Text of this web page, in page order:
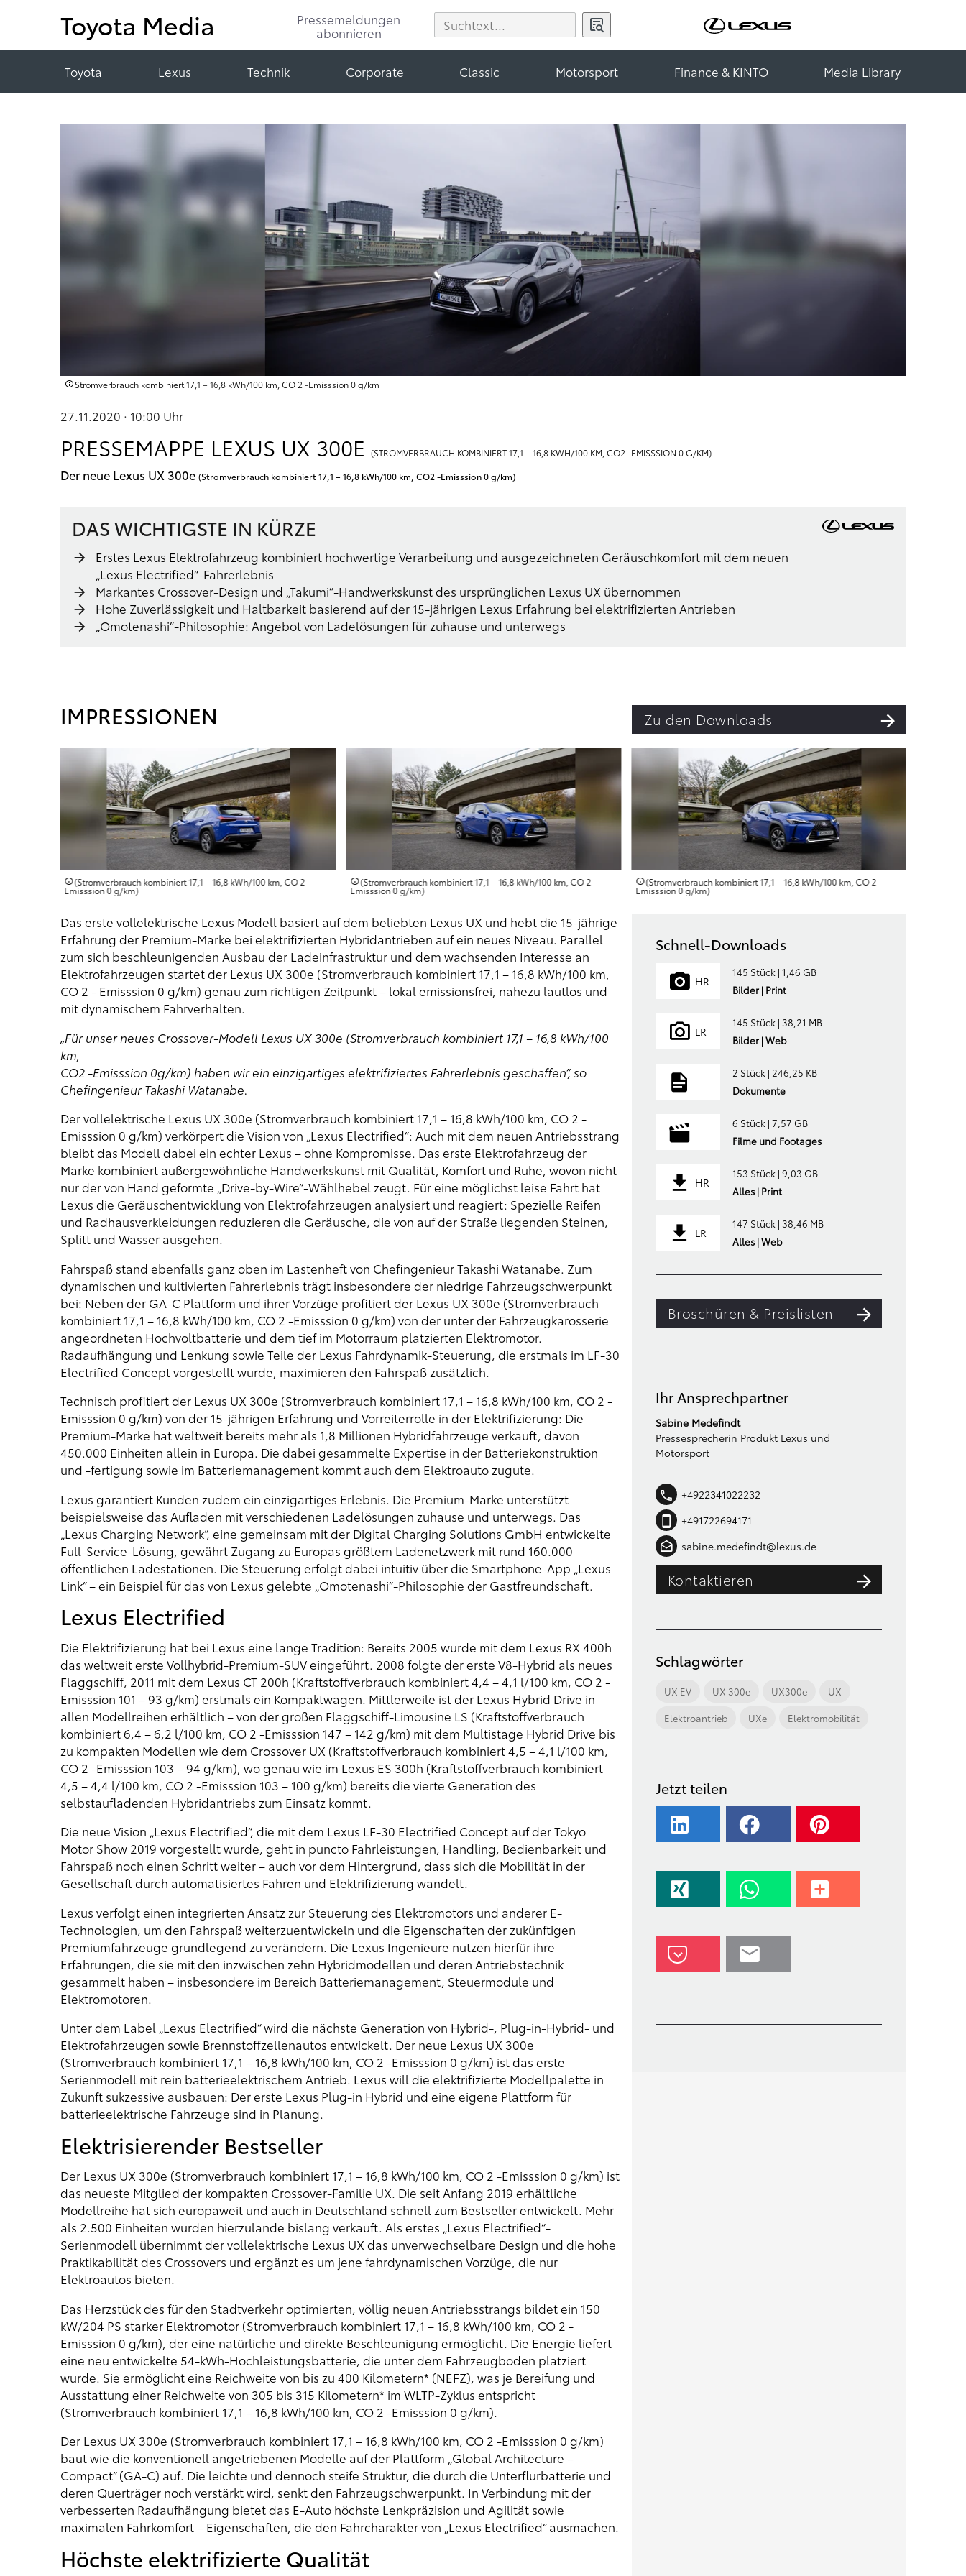
Toyota Media
Pressemeldungen
abonnieren
Toyota Lexus Technik Corporate Classic Motorsport Finance & KINTO Media Library
Stromverbrauch kombiniert 17,1 – 16,8 kWh/100 km, CO 2 -Emisssion 0 g/km
27.11.2020 · 10:00 Uhr
PRESSEMAPPE LEXUS UX 300E (STROMVERBRAUCH KOMBINIERT 17,1 – 16,8 KWH/100 KM, CO2 -EMISSSION 0 G/KM)
Der neue Lexus UX 300e (Stromverbrauch kombiniert 17,1 – 16,8 kWh/100 km, CO2 -Emisssion 0 g/km)
DAS WICHTIGSTE IN KÜRZE
Erstes Lexus Elektrofahrzeug kombiniert hochwertige Verarbeitung und ausgezeichneten Geräuschkomfort mit dem neuen
„Lexus Electrified“-Fahrerlebnis
Markantes Crossover-Design und „Takumi”-Handwerkskunst des ursprünglichen Lexus UX übernommen
Hohe Zuverlässigkeit und Haltbarkeit basierend auf der 15-jährigen Lexus Erfahrung bei elektrifizierten Antrieben
„Omotenashi”-Philosophie: Angebot von Ladelösungen für zuhause und unterwegs
IMPRESSIONEN Zu den Downloads
(Stromverbrauch kombiniert 17,1 – 16,8 kWh/100 km, CO 2 -
Emisssion 0 g/km)
(Stromverbrauch kombiniert 17,1 – 16,8 kWh/100 km, CO 2 -
Emisssion 0 g/km)
(Stromverbrauch kombiniert 17,1 – 16,8 kWh/100 km, CO 2 -
Emisssion 0 g/km)
Das erste vollelektrische Lexus Modell basiert auf dem beliebten Lexus UX und hebt die 15-jährige
Erfahrung der Premium-Marke bei elektrifizierten Hybridantrieben auf ein neues Niveau. Parallel
zum sich beschleunigenden Ausbau der Ladeinfrastruktur und dem wachsenden Interesse an
Elektrofahrzeugen startet der Lexus UX 300e (Stromverbrauch kombiniert 17,1 – 16,8 kWh/100 km,
CO 2 - Emisssion 0 g/km) genau zum richtigen Zeitpunkt – lokal emissionsfrei, nahezu lautlos und
mit dynamischem Fahrverhalten.
„Für unser neues Crossover-Modell Lexus UX 300e (Stromverbrauch kombiniert 17,1 – 16,8 kWh/100
km,
CO2 -Emisssion 0g/km) haben wir ein einzigartiges elektrifiziertes Fahrerlebnis geschaffen“, so
Chefingenieur Takashi Watanabe.
Der vollelektrische Lexus UX 300e (Stromverbrauch kombiniert 17,1 – 16,8 kWh/100 km, CO 2 -
Emisssion 0 g/km) verkörpert die Vision von „Lexus Electrified“: Auch mit dem neuen Antriebsstrang
bleibt das Modell dabei ein echter Lexus – ohne Kompromisse. Das erste Elektrofahrzeug der
Marke kombiniert außergewöhnliche Handwerkskunst mit Qualität, Komfort und Ruhe, wovon nicht
nur der von Hand geformte „Drive-by-Wire“-Wählhebel zeugt. Für eine möglichst leise Fahrt hat
Lexus die Geräuschentwicklung von Elektrofahrzeugen analysiert und reagiert: Spezielle Reifen
und Radhausverkleidungen reduzieren die Geräusche, die von auf der Straße liegenden Steinen,
Splitt und Wasser ausgehen.
Fahrspaß stand ebenfalls ganz oben im Lastenheft von Chefingenieur Takashi Watanabe. Zum
dynamischen und kultivierten Fahrerlebnis trägt insbesondere der niedrige Fahrzeugschwerpunkt
bei: Neben der GA-C Plattform und ihrer Vorzüge profitiert der Lexus UX 300e (Stromverbrauch
kombiniert 17,1 – 16,8 kWh/100 km, CO 2 -Emisssion 0 g/km) von der unter der Fahrzeugkarosserie
angeordneten Hochvoltbatterie und dem tief im Motorraum platzierten Elektromotor.
Radaufhängung und Lenkung sowie Teile der Lexus Fahrdynamik-Steuerung, die erstmals im LF-30
Electrified Concept vorgestellt wurde, maximieren den Fahrspaß zusätzlich.
Technisch profitiert der Lexus UX 300e (Stromverbrauch kombiniert 17,1 – 16,8 kWh/100 km, CO 2 -
Emisssion 0 g/km) von der 15-jährigen Erfahrung und Vorreiterrolle in der Elektrifizierung: Die
Premium-Marke hat weltweit bereits mehr als 1,8 Millionen Hybridfahrzeuge verkauft, davon
450.000 Einheiten allein in Europa. Die dabei gesammelte Expertise in der Batteriekonstruktion
und -fertigung sowie im Batteriemanagement kommt auch dem Elektroauto zugute.
Lexus garantiert Kunden zudem ein einzigartiges Erlebnis. Die Premium-Marke unterstützt
beispielsweise das Aufladen mit verschiedenen Ladelösungen zuhause und unterwegs. Das
„Lexus Charging Network“, eine gemeinsam mit der Digital Charging Solutions GmbH entwickelte
Full-Service-Lösung, gewährt Zugang zu Europas größtem Ladenetzwerk mit rund 160.000
öffentlichen Ladestationen. Die Steuerung erfolgt dabei intuitiv über die Smartphone-App „Lexus
Link“ – ein Beispiel für das von Lexus gelebte „Omotenashi“-Philosophie der Gastfreundschaft.
Lexus Electrified
Die Elektrifizierung hat bei Lexus eine lange Tradition: Bereits 2005 wurde mit dem Lexus RX 400h
das weltweit erste Vollhybrid-Premium-SUV eingeführt. 2008 folgte der erste V8-Hybrid als neues
Flaggschiff, 2011 mit dem Lexus CT 200h (Kraftstoffverbrauch kombiniert 4,4 – 4,1 l/100 km, CO 2 -
Emisssion 101 – 93 g/km) erstmals ein Kompaktwagen. Mittlerweile ist der Lexus Hybrid Drive in
allen Modellreihen erhältlich – von der großen Flaggschiff-Limousine LS (Kraftstoffverbrauch
kombiniert 6,4 – 6,2 l/100 km, CO 2 -Emisssion 147 – 142 g/km) mit dem Multistage Hybrid Drive bis
zu kompakten Modellen wie dem Crossover UX (Kraftstoffverbrauch kombiniert 4,5 – 4,1 l/100 km,
CO 2 -Emisssion 103 – 94 g/km), wo genau wie im Lexus ES 300h (Kraftstoffverbrauch kombiniert
4,5 – 4,4 l/100 km, CO 2 -Emisssion 103 – 100 g/km) bereits die vierte Generation des
selbstaufladenden Hybridantriebs zum Einsatz kommt.
Die neue Vision „Lexus Electrified“, die mit dem Lexus LF-30 Electrified Concept auf der Tokyo
Motor Show 2019 vorgestellt wurde, geht in puncto Fahrleistungen, Handling, Bedienbarkeit und
Fahrspaß noch einen Schritt weiter – auch vor dem Hintergrund, dass sich die Mobilität in der
Gesellschaft durch automatisiertes Fahren und Elektrifizierung wandelt.
Lexus verfolgt einen integrierten Ansatz zur Steuerung des Elektromotors und anderer E-
Technologien, um den Fahrspaß weiterzuentwickeln und die Eigenschaften der zukünftigen
Premiumfahrzeuge grundlegend zu verändern. Die Lexus Ingenieure nutzen hierfür ihre
Erfahrungen, die sie mit den inzwischen zehn Hybridmodellen und deren Antriebstechnik
gesammelt haben – insbesondere im Bereich Batteriemanagement, Steuermodule und
Elektromotoren.
Unter dem Label „Lexus Electrified“ wird die nächste Generation von Hybrid-, Plug-in-Hybrid- und
Elektrofahrzeugen sowie Brennstoffzellenautos entwickelt. Der neue Lexus UX 300e
(Stromverbrauch kombiniert 17,1 – 16,8 kWh/100 km, CO 2 -Emisssion 0 g/km) ist das erste
Serienmodell mit rein batterieelektrischem Antrieb. Lexus will die elektrifizierte Modellpalette in
Zukunft sukzessive ausbauen: Der erste Lexus Plug-in Hybrid und eine eigene Plattform für
batterieelektrische Fahrzeuge sind in Planung.
Elektrisierender Bestseller
Der Lexus UX 300e (Stromverbrauch kombiniert 17,1 – 16,8 kWh/100 km, CO 2 -Emisssion 0 g/km) ist
das neueste Mitglied der kompakten Crossover-Familie UX. Die seit Anfang 2019 erhältliche
Modellreihe hat sich europaweit und auch in Deutschland schnell zum Bestseller entwickelt. Mehr
als 2.500 Einheiten wurden hierzulande bislang verkauft. Als erstes „Lexus Electrified“-
Serienmodell übernimmt der vollelektrische Lexus UX das unverwechselbare Design und die hohe
Praktikabilität des Crossovers und ergänzt es um jene fahrdynamischen Vorzüge, die nur
Elektroautos bieten.
Das Herzstück des für den Stadtverkehr optimierten, völlig neuen Antriebsstrangs bildet ein 150
kW/204 PS starker Elektromotor (Stromverbrauch kombiniert 17,1 – 16,8 kWh/100 km, CO 2 -
Emisssion 0 g/km), der eine natürliche und direkte Beschleunigung ermöglicht. Die Energie liefert
eine neu entwickelte 54-kWh-Hochleistungsbatterie, die unter dem Fahrzeugboden platziert
wurde. Sie ermöglicht eine Reichweite von bis zu 400 Kilometern* (NEFZ), was je Bereifung und
Ausstattung einer Reichweite von 305 bis 315 Kilometern* im WLTP-Zyklus entspricht
(Stromverbrauch kombiniert 17,1 – 16,8 kWh/100 km, CO 2 -Emisssion 0 g/km).
Der Lexus UX 300e (Stromverbrauch kombiniert 17,1 – 16,8 kWh/100 km, CO 2 -Emisssion 0 g/km)
baut wie die konventionell angetriebenen Modelle auf der Plattform „Global Architecture –
Compact“ (GA-C) auf. Die leichte und dennoch steife Struktur, die durch die Unterflurbatterie und
deren Querträger noch verstärkt wird, senkt den Fahrzeugschwerpunkt. In Verbindung mit der
verbesserten Radaufhängung bietet das E-Auto höchste Lenkpräzision und Agilität sowie
maximalen Fahrkomfort – Eigenschaften, die den Fahrcharakter von „Lexus Electrified“ ausmachen.
Höchste elektrifizierte Qualität
Schnell-Downloads
HR
145 Stück | 1,46 GB
Bilder | Print
LR
145 Stück | 38,21 MB
Bilder | Web
2 Stück | 246,25 KB
Dokumente
6 Stück | 7,57 GB
Filme und Footages
HR
153 Stück | 9,03 GB
Alles | Print
LR
147 Stück | 38,46 MB
Alles | Web
Broschüren & Preislisten
Ihr Ansprechpartner
Sabine Medefindt
Pressesprecherin Produkt Lexus und
Motorsport
+4922341022232
+491722694171
sabine.medefindt@lexus.de
Kontaktieren
Schlagwörter
UX EV UX 300e UX300e UX
Elektroantrieb UXe Elektromobilität
Jetzt teilen